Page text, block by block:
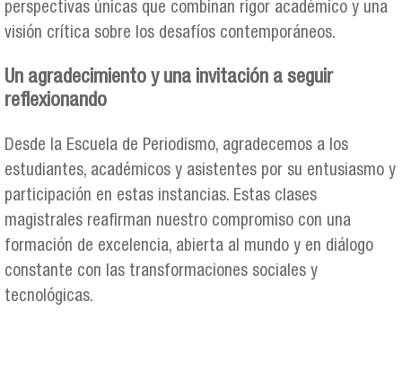
perspectivas únicas que combinan rigor académico y una
visión crítica sobre los desafíos contemporáneos.
Un agradecimiento y una invitación a seguir
reflexionando
Desde la Escuela de Periodismo, agradecemos a los
estudiantes, académicos y asistentes por su entusiasmo y
participación en estas instancias. Estas clases
magistrales reafirman nuestro compromiso con una
formación de excelencia, abierta al mundo y en diálogo
constante con las transformaciones sociales y
tecnológicas.